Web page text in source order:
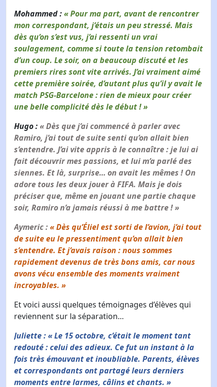
Mohammed :« Pour ma part, avant de rencontrer
mon correspondant, j’étais un peu stressé. Mais
dès qu’on s’est vus, j’ai ressenti un vrai
soulagement, comme si toute la tension retombait
d’un coup. Le soir, on a beaucoup discuté et les
premiers rires sont vite arrivés. J’ai vraiment aimé
cette première soirée, d’autant plus qu’il y avait le
match PSG-Barcelone : rien de mieux pour créer
une belle complicité dès le début ! »
Hugo :« Dès que j’ai commencé à parler avec
Ramiro, j’ai tout de suite senti qu’on allait bien
s’entendre. J’ai vite appris à le connaître : je lui ai
fait découvrir mes passions, et lui m’a parlé des
siennes. Et là, surprise… on avait les mêmes ! On
adore tous les deux jouer à FIFA. Mais je dois
préciser que, même en jouant une partie chaque
soir, Ramiro n’a jamais réussi à me battre ! »
Aymeric :« Dès qu’Éliel est sorti de l’avion, j’ai tout
de suite eu le pressentiment qu’on allait bien
s’entendre. Et j’avais raison : nous sommes
rapidement devenus de très bons amis, car nous
avons vécu ensemble des moments vraiment
incroyables. »
Et voici aussi quelques témoignages d’élèves qui
reviennent sur la séparation…
Juliette : « Le 15 octobre, c’était le moment tant
redouté : celui des adieux. Ce fut un instant à la
fois très émouvant et inoubliable. Parents, élèves
et correspondants ont partagé leurs derniers
moments entre larmes, câlins et chants. »